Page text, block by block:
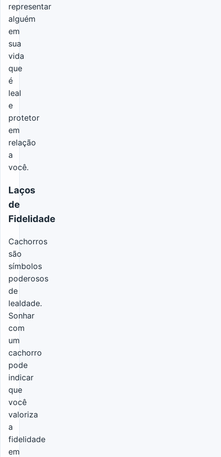
representar
alguém
em
sua
vida
que
é
leal
e
protetor
em
relação
a
você.
Laços
de
Fidelidade
Cachorros
são
símbolos
poderosos
de
lealdade.
Sonhar
com
um
cachorro
pode
indicar
que
você
valoriza
a
fidelidade
em